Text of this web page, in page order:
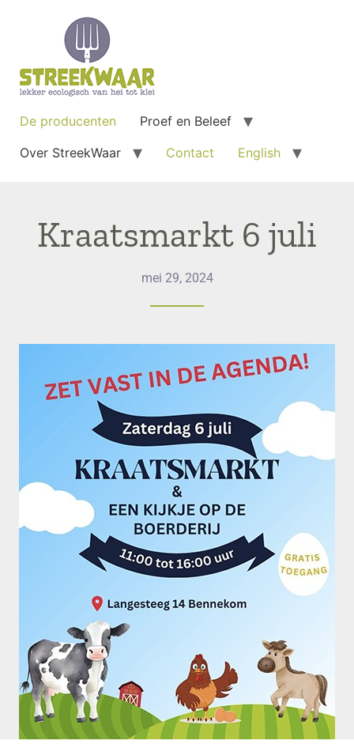
De producenten
Proef en Beleef
Over StreekWaar
Contact English
Kraatsmarkt 6 juli
mei 29, 2024